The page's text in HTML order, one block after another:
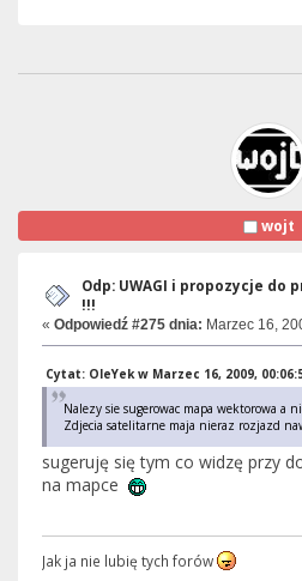
wojt
Odp: UWAGI i propozycje do
!!!
« Odpowiedź #275 dnia: Marzec 16,
Cytat: OleYek w Marzec 16, 2009,
Nalezy sie sugerowac mapa wektorowa a
Zdjecia satelitarne maja nieraz rozjazd
sugeruję się tym co widzę przy
na mapce
Jak ja nie lubię tych forów